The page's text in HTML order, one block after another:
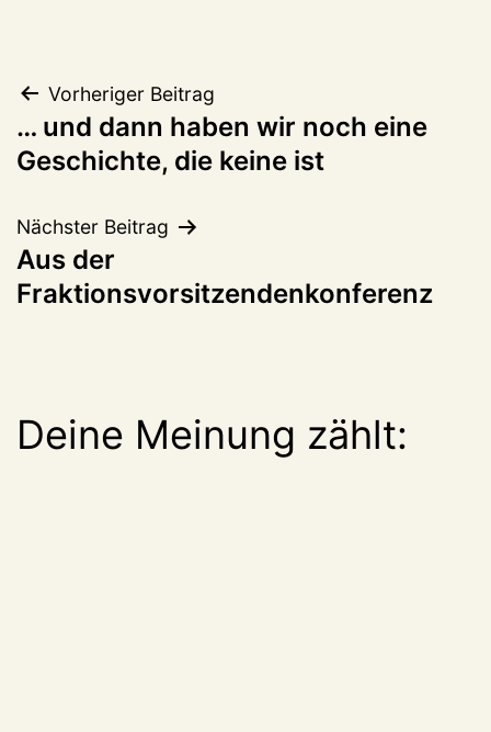
Beitragsnavigation
Vorheriger Beitrag
… und dann haben wir noch eine
Geschichte, die keine ist
Nächster Beitrag
Aus der
Fraktionsvorsitzendenkonferenz
Deine Meinung zählt: